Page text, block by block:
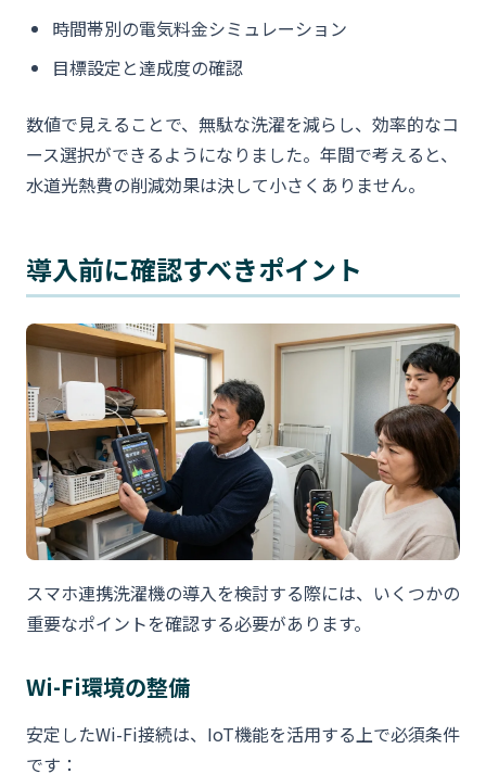
時間帯別の電気料金シミュレーション
目標設定と達成度の確認
数値で見えることで、無駄な洗濯を減らし、効率的なコ
ース選択ができるようになりました。年間で考えると、
水道光熱費の削減効果は決して小さくありません。
導入前に確認すべきポイント
スマホ連携洗濯機の導入を検討する際には、いくつかの
重要なポイントを確認する必要があります。
Wi-Fi環境の整備
安定したWi-Fi接続は、IoT機能を活用する上で必須条件
です：